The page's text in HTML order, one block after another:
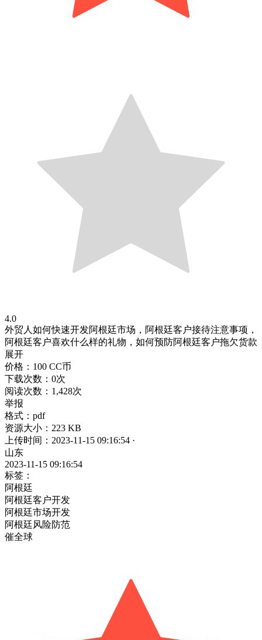
4.0
外贸人如何快速开发阿根廷市场，阿根廷客户接待注意事项，
阿根廷客户喜欢什么样的礼物，如何预防阿根廷客户拖欠货款
展开
价格：100 CC币
下载次数：0次
阅读次数：1,428次
举报
格式：pdf
资源大小：223 KB
上传时间：2023-11-15 09:16:54 ·
山东
2023-11-15 09:16:54
标签：
阿根廷
阿根廷客户开发
阿根廷市场开发
阿根廷风险防范
催全球